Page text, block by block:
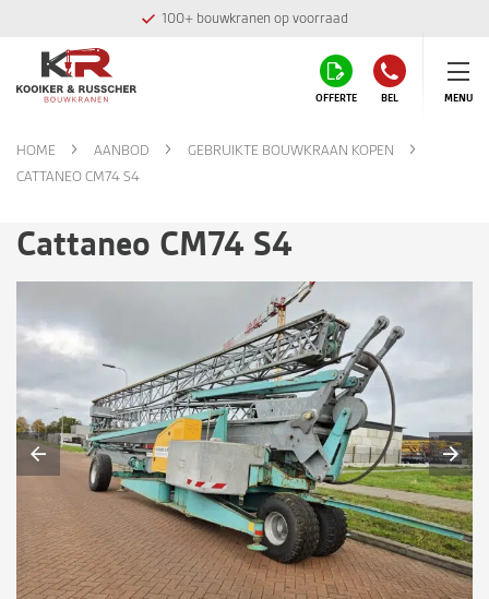
100+ bouwkranen op voorraad
OFFERTE BEL MENU
HOME AANBOD
GEBRUIKTE BOUWKRAAN KOPEN
CATTANEO CM74 S4
Cattaneo CM74 S4